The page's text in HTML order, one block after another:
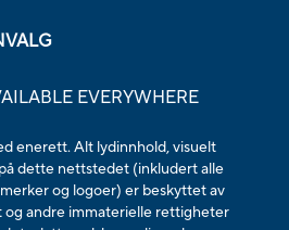
EVERYWHERE
enerett. Alt lydinnhold, visuelt
dette nettstedet (inkludert alle
og logoer) er beskyttet av
og andre immaterielle rettigheter